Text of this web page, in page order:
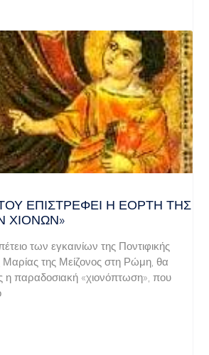
ΕΠΙΣΤΡΈΦΕΙ Η ΕΟΡΤΉ ΤΗΣ
ΧΙΌΝΩΝ»
των εγκαινίων της Ποντιφικής
Μαρίας της Μείζονος στη Ρώμη, θα
η παραδοσιακή «χιονόπτωση», που